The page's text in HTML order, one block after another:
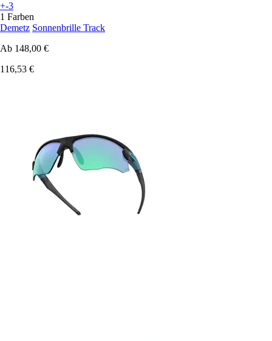
+-3
1 Farben
Demetz Sonnenbrille Track
Ab 148,00 €
116,53 €